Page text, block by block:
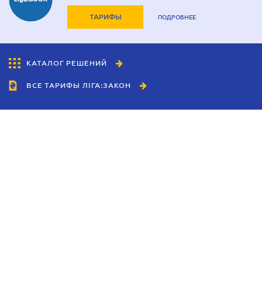
ТАРИФЫ ПОДРОБНЕЕ
КАТАЛОГ РЕШЕНИЙ
ВСЕ ТАРИФЫ ЛІГА:ЗАКОН